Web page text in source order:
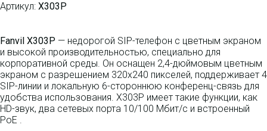
Артикул: X303P
Fanvil X303P — недорогой SIP-телефон с цветным экраном
и высокой производительностью, специально для
корпоративной среды. Он оснащен 2,4-дюймовым цветным
экраном с разрешением 320x240 пикселей, поддерживает 4
SIP-линии и локальную 6-стороннюю конференц-связь для
удобства использования. X303P имеет такие функции, как
HD-звук, два сетевых порта 10/100 Мбит/с и встроенный
PoE .